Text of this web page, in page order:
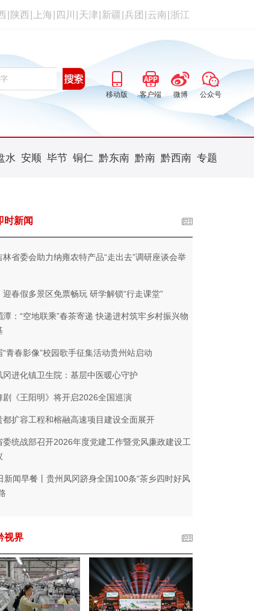
陕西 上海 四川 天津 新疆 兵团 云南 浙江
移动版 客户端 微博 公众号
水 安顺 毕节 铜仁 黔东南 黔南 黔西南 专题
时新闻
林省委会助力纳雍农特产品“走出去”调研座谈会举
迎春假多景区免票畅玩 研学解锁“行走课堂”
潭：“空地联乘”春茶寄递 快递进村筑牢乡村振兴物
“青春影像”校园歌手征集活动贵州站启动
冈进化镇卫生院：基层中医暖心守护
剧《王阳明》将开启2026全国巡演
都扩容工程和榕融高速项目建设全面展开
委统战部召开2026年度党建工作暨党风廉政建设工
新闻早餐丨贵州凤冈跻身全国100条“茶乡四时好风
视界